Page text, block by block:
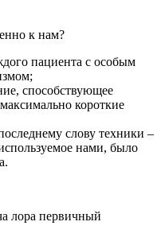
к нам?
пациента с особым
способствующее
короткие
слову техники –
нами, было
лора первичный